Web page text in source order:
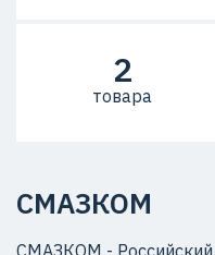
СМАЗКОМ
СМАЗКОМ - Российский
2
товара